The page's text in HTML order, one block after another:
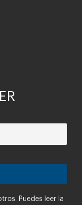
Puedes leer la